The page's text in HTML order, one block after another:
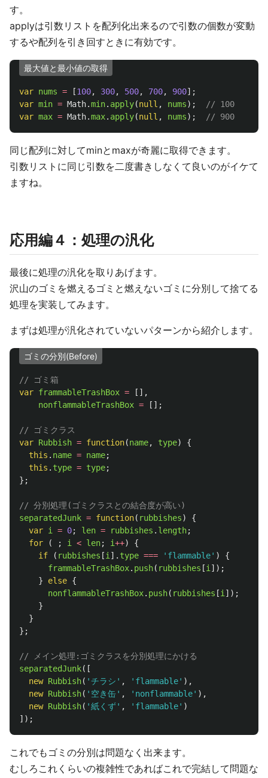
す。
applyは引数リストを配列化出来るので引数の個数が変動
するや配列を引き回すときに有効です。
最大値と最小値の取得
var nums = [100, 300, 500, 700, 900];
var min = Math.min. apply(null , nums);
// 100
var max = Math.max. apply(null , nums); // 900
同じ配列に対してminとmaxが奇麗に取得できます。
引数リストに同じ引数を二度書きしなくて良いのがイケて
ますね。
応用編４：処理の汎化
最後に処理の汎化を取りあげます。
沢山のゴミを燃えるゴミと燃えないゴミに分別して捨てる
処理を実装してみます。
まずは処理が汎化されていないパターンから紹介します。
ゴミの分別(Before)
// ゴミ箱
var frammableTrashBox =
[],
nonflammableTrashBox = [];
// ゴミクラス
var Rubbish = function(name, type)
{
this . name = name;
this . type = type;
};
// 分別処理(ゴミクラスとの結合度が高い)
separatedJunk = function( rubbishes)
{
var i = 0; len = rubbishes . length;
for
( ; i < len; i++)
{
if
( rubbishes [i ]. type === ' flammable' )
{
frammableTrashBox. push( rubbishes [i ]);
}
else {
nonflammableTrashBox. push( rubbishes [i ]);
}
}
};
// メイン処理:ゴミクラスを分別処理にかける
separatedJunk([
new Rubbish( 'チラシ ' , ' flammable' ),
new Rubbish( ' 空き缶' , ' nonflammable' ),
new Rubbish( '紙くず' , ' flammable' )
]);
これでもゴミの分別は問題なく出来ます。
むしろこれくらいの複雑性であればこれで完結して問題な